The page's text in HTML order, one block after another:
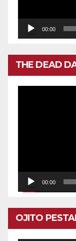
00:00
THE DEAD
00:00
OJITO